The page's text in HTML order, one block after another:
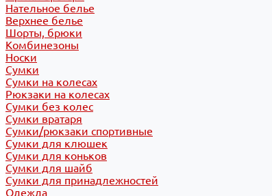
Нательное белье
Верхнее белье
Шорты, брюки
Комбинезоны
Носки
Сумки
Сумки на колесах
Рюкзаки на колесах
Сумки без колес
Сумки вратаря
Сумки/рюкзаки спортивные
Сумки для клюшек
Сумки для коньков
Сумки для шайб
Сумки для принадлежностей
Одежда